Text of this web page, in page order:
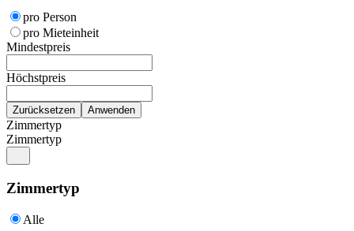
pro Person
pro Mieteinheit
Mindestpreis
Höchstpreis
Zimmertyp
Zimmertyp
Zimmertyp
Alle